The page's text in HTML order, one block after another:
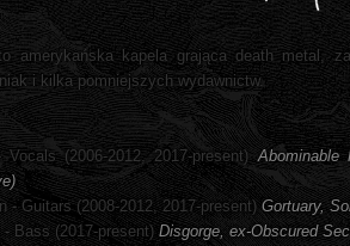
amerykańska kapela grająca death metal,
i kilka pomniejszych wydawnictw.
Vocals (2006-2012, 2017-present)Abominable
- Guitars (2008-2012, 2017-present) Gortuary,
- Bass (2017-present) Disgorge, ex-Obscured